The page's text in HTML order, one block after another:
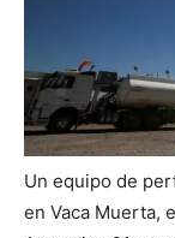
Un equipo de
en Vaca Muerta,